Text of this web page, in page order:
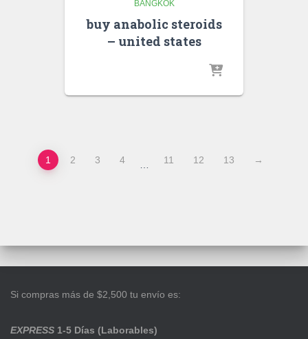
BANGKOK
buy anabolic steroids
– united states
1 2 3 4 11 12 13 →
Si compras más de $2,500 tu envío es:
EXPRESS 1-5 Días (Laborables)